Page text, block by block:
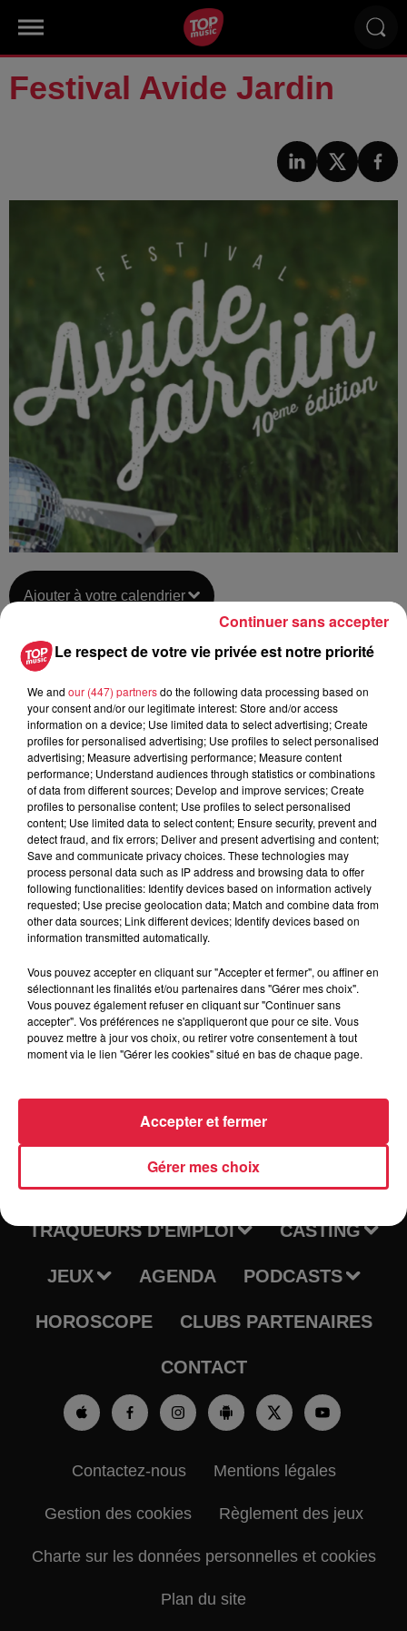
Festival Avide Jardin
Ajouter à votre calendrier
au18 juillet 2021 à 0h00
Lieu MUTTERSHOLTZ (67)
Organisateur http://www.avidejardin.com/
RADIO INFOS
TRAQUEURS D'EMPLOI CASTING
JEUX AGENDA PODCASTS
HOROSCOPE CLUBS PARTENAIRES
CONTACT
Contactez-nous Mentions légales
Gestion des cookies Règlement des jeux
Charte sur les données personnelles et cookies
Plan du site
Le respect de votre vie privée est notre priorité
We and our (447) partnersdo the following data processing based on
your consent and/or our legitimate interest: Store and/or access
information on a device; Use limited data to select advertising; Create
profiles for personalised advertising; Use profiles to select personalised
advertising; Measure advertising performance; Measure content
performance; Understand audiences through statistics or combinations
of data from different sources; Develop and improve services; Create
profiles to personalise content; Use profiles to select personalised
content; Use limited data to select content; Ensure security, prevent and
detect fraud, and fix errors; Deliver and present advertising and content;
Save and communicate privacy choices. These technologies may
process personal data such as IP address and browsing data to offer
following functionalities: Identify devices based on information actively
requested; Use precise geolocation data; Match and combine data from
other data sources; Link different devices; Identify devices based on
information transmitted automatically.
Vous pouvez accepter en cliquant sur "Accepter et fermer", ou affiner en
sélectionnant les finalités et/ou partenaires dans "Gérer mes choix".
Vous pouvez également refuser en cliquant sur "Continuer sans
accepter". Vos préférences ne s'appliqueront que pour ce site. Vous
pouvez mettre à jour vos choix, ou retirer votre consentement à tout
moment via le lien "Gérer les cookies" situé en bas de chaque page.
Gérer mes choix
Accepter et fermer
Continuer sans accepter